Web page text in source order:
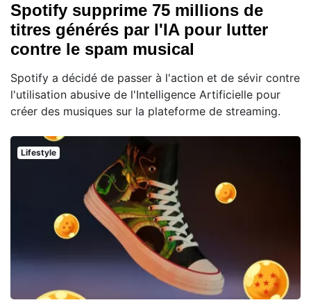
Spotify supprime 75 millions de
titres générés par l'IA pour lutter
contre le spam musical
Spotify a décidé de passer à l'action et de sévir contre
l'utilisation abusive de l'Intelligence Artificielle pour
créer des musiques sur la plateforme de streaming.
Lifestyle